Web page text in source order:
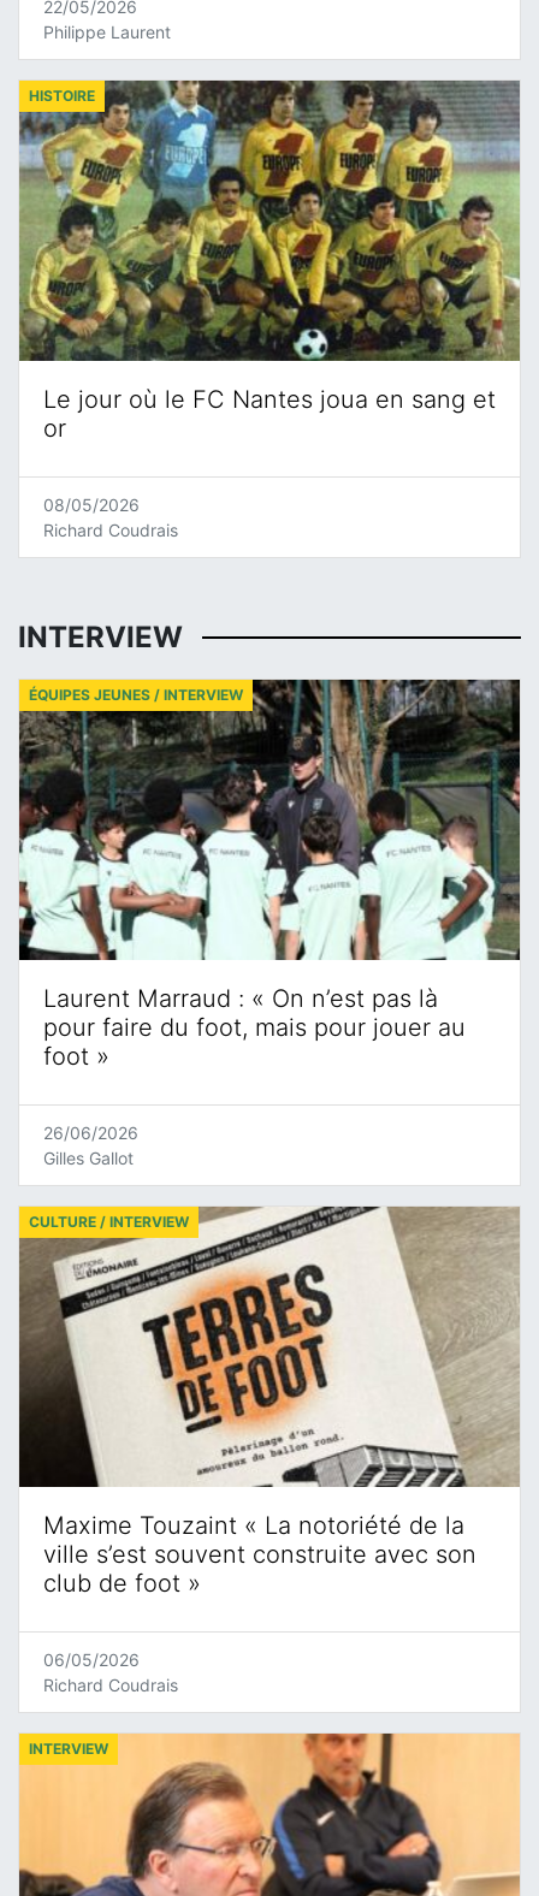
22/05/2026
Philippe Laurent
Le jour où le FC Nantes joua en sang et
or
HISTOIRE
08/05/2026
Richard Coudrais
INTERVIEW
Laurent Marraud : « On n’est pas là
pour faire du foot, mais pour jouer au
foot »
ÉQUIPES JEUNES / INTERVIEW
26/06/2026
Gilles Gallot
Maxime Touzaint « La notoriété de la
ville s’est souvent construite avec son
club de foot »
CULTURE / INTERVIEW
06/05/2026
Richard Coudrais
INTERVIEW